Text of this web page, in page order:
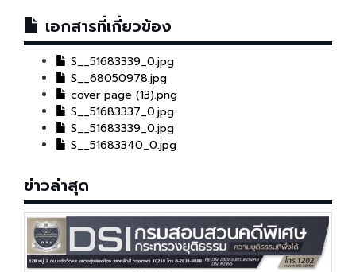
เอกสารที่เกี่ยวข้อง
S__51683339_0.jpg
S__68050978.jpg
cover page (13).png
S__51683337_0.jpg
S__51683339_0.jpg
S__51683340_0.jpg
ข่าวล่าสุด